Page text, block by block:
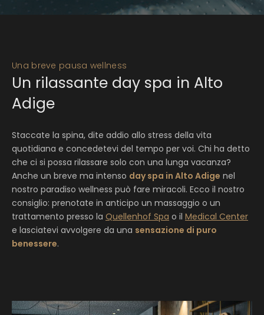
Un rilassante day spa in Alto
Adige
Una breve pausa wellness
Staccate la spina, dite addio allo stress della vita
quotidiana e concedetevi del tempo per voi. Chi ha detto
che ci si possa rilassare solo con una lunga vacanza?
Anche un breve ma intenso day spa in Alto Adige nel
nostro paradiso wellness può fare miracoli. Ecco il nostro
consiglio: prenotate in anticipo un massaggio o un
trattamento presso la Quellenhof Spa o il Medical Center
e lasciatevi avvolgere da una sensazione di puro
benessere.